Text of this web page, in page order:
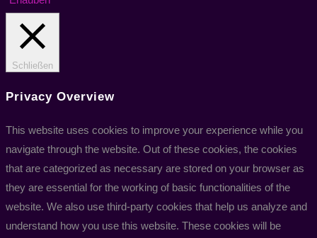
Schließen
Privacy Overview
This website uses cookies to improve your experience while you
navigate through the website. Out of these cookies, the cookies
that are categorized as necessary are stored on your browser as
they are essential for the working of basic functionalities of the
website. We also use third-party cookies that help us analyze and
understand how you use this website. These cookies will be